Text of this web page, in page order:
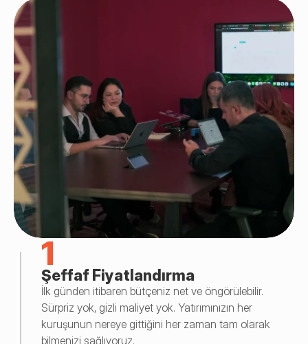
1
Şeffaf Fiyatlandırma
İlk günden itibaren bütçeniz net ve öngörülebilir.
Sürpriz yok, gizli maliyet yok. Yatırımınızın her
kuruşunun nereye gittiğini her zaman tam olarak
bilmenizi sağlıyoruz.